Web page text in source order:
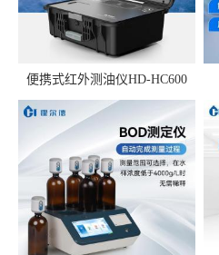
便携式红外测油仪HD-HC600